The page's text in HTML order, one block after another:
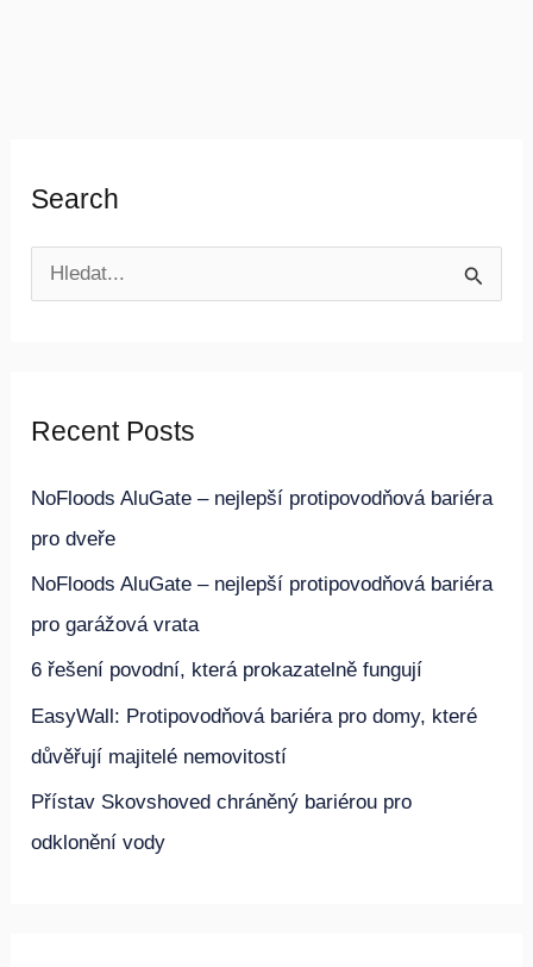
l
p
r
o
:
NoFloods AluGate – nejlepší protipovodňová bariéra
pro dveře
NoFloods AluGate – nejlepší protipovodňová bariéra
pro garážová vrata
6 řešení povodní, která prokazatelně fungují
EasyWall: Protipovodňová bariéra pro domy, které
důvěřují majitelé nemovitostí
Přístav Skovshoved chráněný bariérou pro